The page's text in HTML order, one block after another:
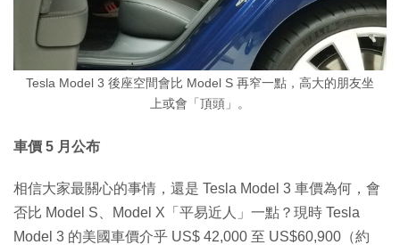
Tesla Model 3 後座空間會比 Model S 再窄一點，高大的朋友坐
上或會「頂頭」。
車價 5 月公布
相信大家最關心的事情，還是 Tesla Model 3 車價為何，會
否比 Model S、Model X「平易近人」一點？現時 Tesla
Model 3 的美國車價介乎 US$ 42,000 至 US$60,900（約